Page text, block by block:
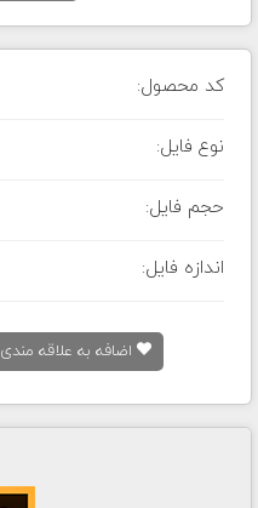
کد محصول:
نوع فایل:
حجم فایل:
اندازه فایل:
اضافه به علاقه مندی